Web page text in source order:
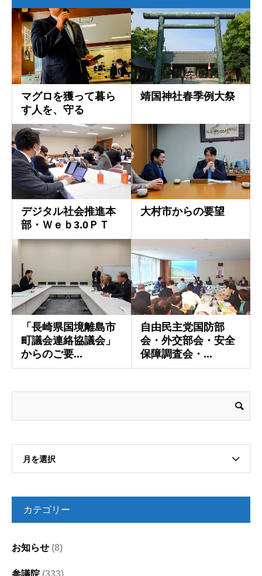
マグロを獲って暮ら
す人を、守る
靖国神社春季例大祭
デジタル社会推進本
部・Ｗｅｂ3.0ＰＴ
大村市からの要望
「長崎県国境離島市
町議会連絡協議会」
からのご要...
自由民主党国防部
会・外交部会・安全
保障調査会・...
月を選択
カテゴリー
お知らせ (8)
参議院(333)